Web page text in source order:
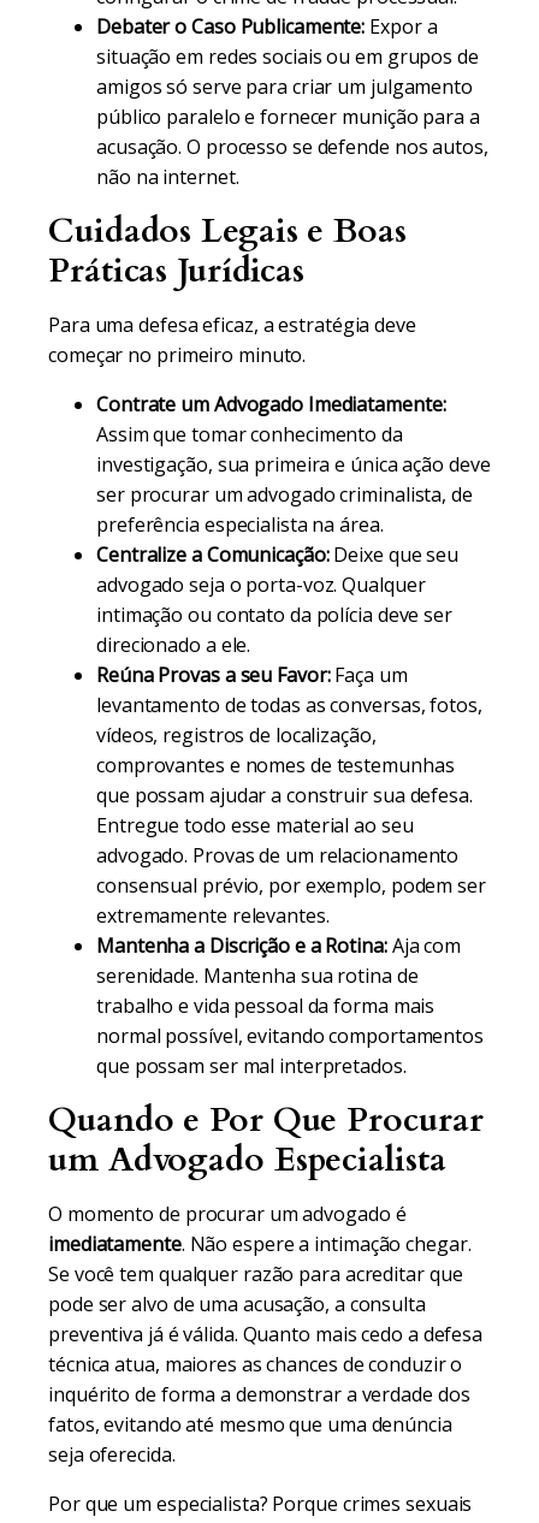
Debater o Caso Publicamente: Expor a
situação em redes sociais ou em grupos de
amigos só serve para criar um julgamento
público paralelo e fornecer munição para a
acusação. O processo se defende nos autos,
não na internet.
Cuidados Legais e Boas
Práticas Jurídicas
Para uma defesa eficaz, a estratégia deve
começar no primeiro minuto.
Contrate um Advogado Imediatamente:
Assim que tomar conhecimento da
investigação, sua primeira e única ação deve
ser procurar um advogado criminalista, de
preferência especialista na área.
Centralize a Comunicação:Deixe que seu
advogado seja o porta-voz. Qualquer
intimação ou contato da polícia deve ser
direcionado a ele.
Reúna Provas a seu Favor:Faça um
levantamento de todas as conversas, fotos,
vídeos, registros de localização,
comprovantes e nomes de testemunhas
que possam ajudar a construir sua defesa.
Entregue todo esse material ao seu
advogado. Provas de um relacionamento
consensual prévio, por exemplo, podem ser
extremamente relevantes.
Mantenha a Discrição e a Rotina:Aja com
serenidade. Mantenha sua rotina de
trabalho e vida pessoal da forma mais
normal possível, evitando comportamentos
que possam ser mal interpretados.
Quando e Por Que Procurar
um Advogado Especialista
O momento de procurar um advogado é
imediatamente. Não espere a intimação chegar.
Se você tem qualquer razão para acreditar que
pode ser alvo de uma acusação, a consulta
preventiva já é válida. Quanto mais cedo a defesa
técnica atua, maiores as chances de conduzir o
inquérito de forma a demonstrar a verdade dos
fatos, evitando até mesmo que uma denúncia
seja oferecida.
Por que um especialista? Porque crimes sexuais